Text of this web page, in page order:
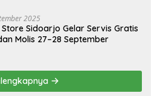
2025
Sidoarjo Gelar Servis Gratis
Molis 27–28 September